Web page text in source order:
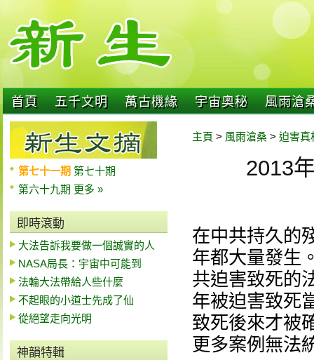
首頁 五千文明 萬古機緣 宇宙奧秘 風雨滄
第七十一期 第七十期
第六十九期 更多 »
即時滾動
大法告訴我要做一個誠實的人
NASA局長：宇宙中可能到
法輪大法帶給人些什麼
不起眼的小道士先成了仙
從絕望走向光明
神韻特輯
主頁 > 風雨滄桑 > 迫害真
2013
在中共持久的
年都大量發生
共迫害致死的
年被迫害致死
致死後來才被
更多案例無法